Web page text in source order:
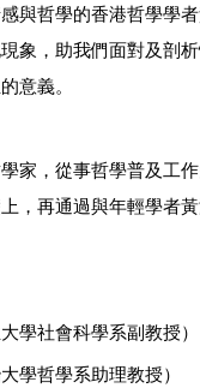
與哲學的香港哲學學
象，助我們面對及剖
意義。
家，從事哲學普及工
，再通過與年輕學者
學社會科學系副教授）
學哲學系助理教授）